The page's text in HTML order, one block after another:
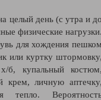
целый день (с утра и
физические
для хождения
или куртку
б, купальный
крем, личную
тепло.